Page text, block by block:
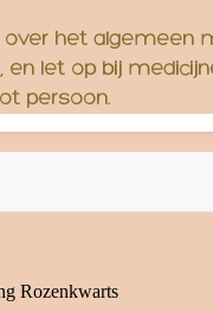
over het algemeen
let op bij
persoon.
Rozenkwarts